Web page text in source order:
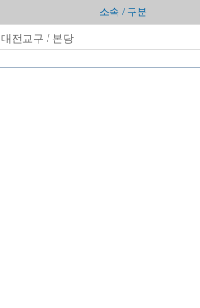
소속 / 구분
대전교구 / 본당